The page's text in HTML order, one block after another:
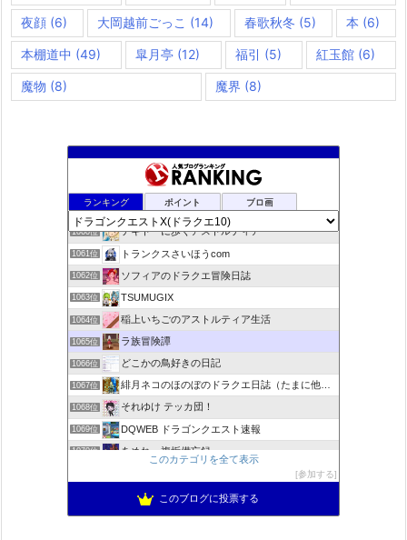
夜顔 (6) 大岡越前ごっこ (14) 春歌秋冬 (5) 本 (6)
本棚道中 (49) 皐月亭 (12) 福引 (5) 紅玉館(6)
魔物 (8) 魔界 (8)
ランキング ポイント ブロ画
ドラクエ10ラウラの日常とチーム運営ブログ
1059位 デコとギュッとどわこ♪のドラクエ10冒険日記
1060位 テキトーに歩くアストルティア
1061位 トランクスさいほうcom
1062位 ソフィアのドラクエ冒険日誌
1063位 TSUMUGIX
1064位 稲上いちごのアストルティア生活
1065位 ラ族冒険譚
1066位 どこかの鳥好きの日記
1067位 緋月ネコのほのぼのドラクエ日誌（たまに他のことも書いてます)
1068位 それゆけ テッカ団！
1069位 DQWEB ドラゴンクエスト速報
1070位 あめれぃ複垢備忘録
アリアドネからのお便り『Aria de nouvelles』
このカテゴリを全て表示
参加する
このブログに投票する